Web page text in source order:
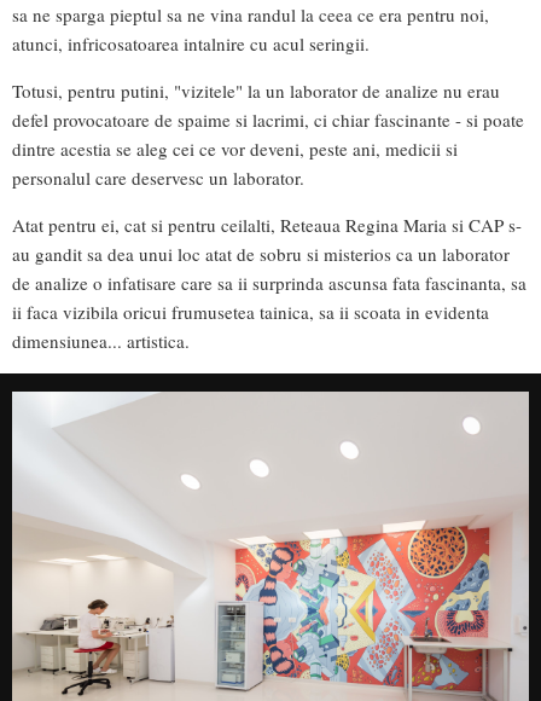
sa ne sparga pieptul sa ne vina randul la ceea ce era pentru noi,
atunci, infricosatoarea intalnire cu acul seringii.
Totusi, pentru putini, "vizitele" la un laborator de analize nu erau
defel provocatoare de spaime si lacrimi, ci chiar fascinante - si poate
dintre acestia se aleg cei ce vor deveni, peste ani, medicii si
personalul care deservesc un laborator.
Atat pentru ei, cat si pentru ceilalti, Reteaua Regina Maria si CAP s-
au gandit sa dea unui loc atat de sobru si misterios ca un laborator
de analize o infatisare care sa ii surprinda ascunsa fata fascinanta, sa
ii faca vizibila oricui frumusetea tainica, sa ii scoata in evidenta
dimensiunea... artistica.